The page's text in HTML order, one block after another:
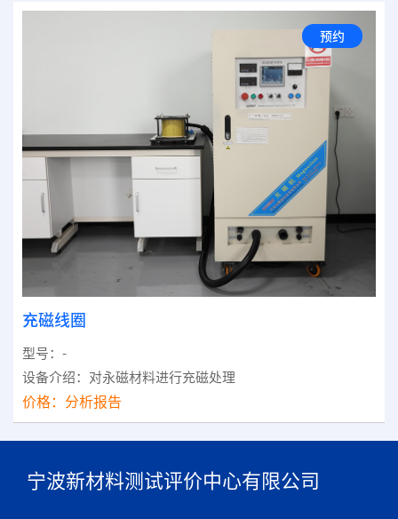
充磁线圈
预约
型号：-
设备介绍：对永磁材料进行充磁处理
价格： 分析报告
宁波新材料测试评价中心有限公司